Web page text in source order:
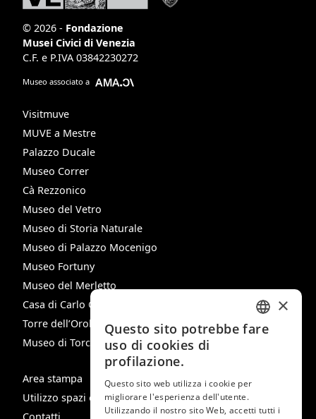
© 2026 - Fondazione
Musei Civici di Venezia
C.F. e P.IVA 03842230272
Museo associato a
Visitmuve
MUVE a Mestre
Palazzo Ducale
Museo Correr
Cà Rezzonico
Museo del Vetro
Museo di Storia Naturale
Museo di Palazzo Mocenigo
Museo Fortuny
Museo del Merletto
Casa di Carlo Goldoni
Torre dell’Orologio
Museo di Torcello
Area stampa
Utilizzo spazi e immagini
Contatti
ITALIAN
GERMAN
×
Questo sito potrebbe fare
uso di cookies di
profilazione.
Questo sito web utilizza i cookie per
migliorare l'esperienza dell'utente.
Utilizzando il nostro sito Web, accetti tutti i